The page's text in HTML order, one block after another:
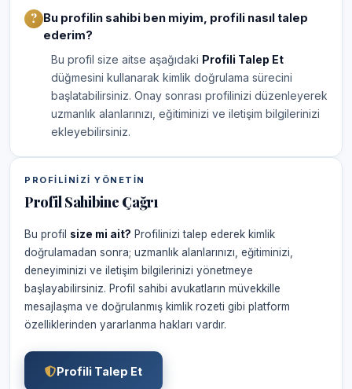
Bu profilin sahibi ben miyim, profili nasıl talep
ederim?
Bu profil size aitse aşağıdaki Profili Talep Et
düğmesini kullanarak kimlik doğrulama sürecini
başlatabilirsiniz. Onay sonrası profilinizi düzenleyerek
uzmanlık alanlarınızı, eğitiminizi ve iletişim bilgilerinizi
ekleyebilirsiniz.
PROFILINIZI YÖNETIN
Profil Sahibine Çağrı
Bu profil size mi ait? Profilinizi talep ederek kimlik
doğrulamadan sonra; uzmanlık alanlarınızı, eğitiminizi,
deneyiminizi ve iletişim bilgilerinizi yönetmeye
başlayabilirsiniz. Profil sahibi avukatların müvekkille
mesajlaşma ve doğrulanmış kimlik rozeti gibi platform
özelliklerinden yararlanma hakları vardır.
Profili Talep Et